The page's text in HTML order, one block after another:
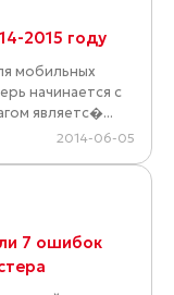
2015 году
мобильных
начинается с
являетс�...
2014-06-05
7 ошибок